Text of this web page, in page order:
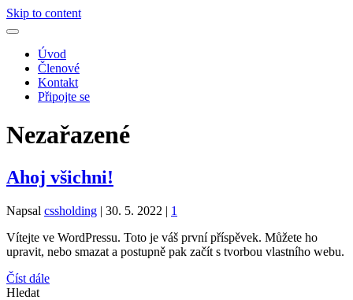
Skip to content
Úvod
Členové
Kontakt
Připojte se
Nezařazené
Ahoj všichni!
Napsal cssholding | 30. 5. 2022 | 1
Vítejte ve WordPressu. Toto je váš první příspěvek. Můžete ho
upravit, nebo smazat a postupně pak začít s tvorbou vlastního webu.
Číst dále
Hledat